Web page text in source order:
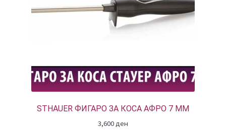
STHAUER ФИГАРО ЗА КОСА АФРО 7 ММ
3,600ден